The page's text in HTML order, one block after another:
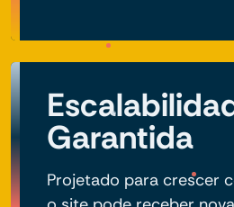
Garantida
Projetado para crescer